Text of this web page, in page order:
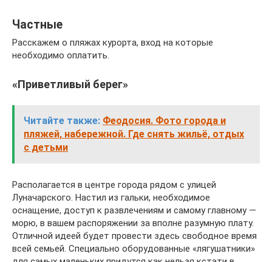
Частные
Расскажем о пляжах курорта, вход на которые
необходимо оплатить.
«Приветливый берег»
Читайте также: Феодосия. Фото города и
пляжей, набережной. Где снять жильё, отдых
с детьми
Располагается в центре города рядом с улицей
Луначарского. Настил из гальки, необходимое
оснащение, доступ к развлечениям и самому главному —
морю, в вашем распоряжении за вполне разумную плату.
Отличной идеей будет провести здесь свободное время
всей семьей. Специально оборудованные «лягушатники»